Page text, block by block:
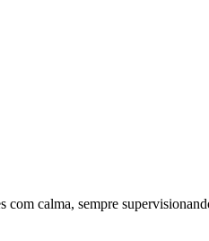
com calma, sempre